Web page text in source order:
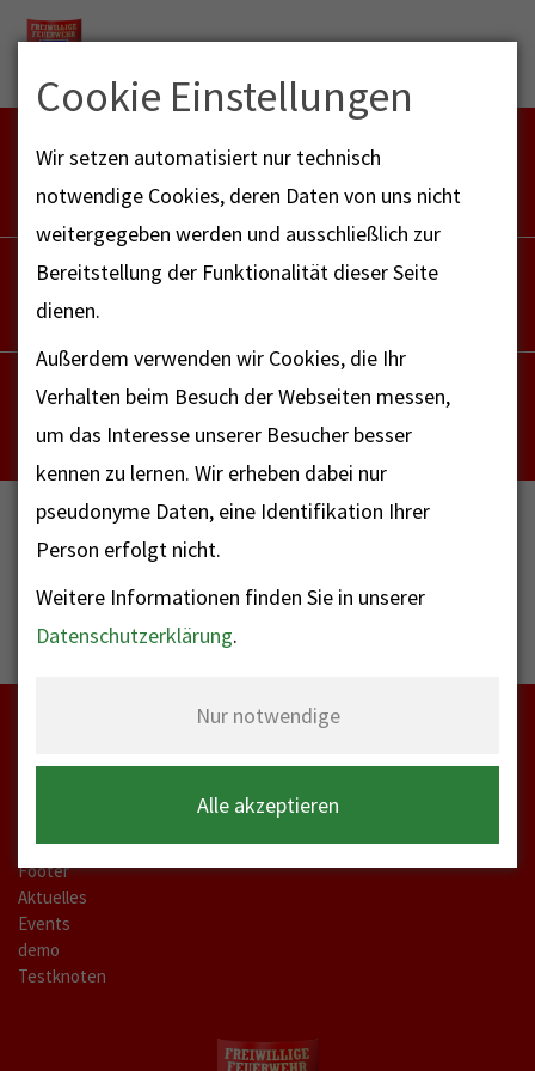
Menu
FEUERWEHR NOTFALL-RETTUNGSDIENST
112
POLIZEI
NOTRUF - FAX FÜR HÖRBEHINDERTE
112
Kontakt Labels
Footer
Aktuelles
Events
demo
Testknoten
Cookie Einstellungen
Wir setzen automatisiert nur technisch
notwendige Cookies, deren Daten von uns nicht
weitergegeben werden und ausschließlich zur
Bereitstellung der Funktionalität dieser Seite
dienen.
Außerdem verwenden wir Cookies, die Ihr
Verhalten beim Besuch der Webseiten messen,
um das Interesse unserer Besucher besser
kennen zu lernen. Wir erheben dabei nur
pseudonyme Daten, eine Identifikation Ihrer
Person erfolgt nicht.
Weitere Informationen finden Sie in unserer
Datenschutzerklärung.
Nur notwendige
Alle akzeptieren